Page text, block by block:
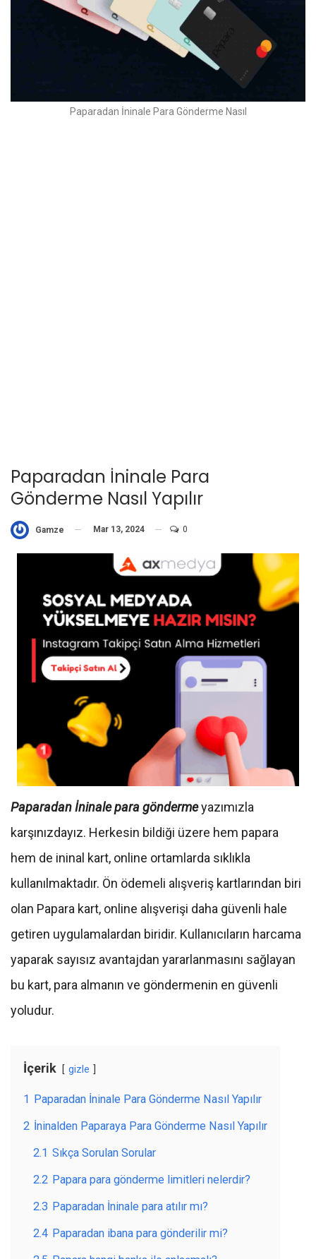
Paparadan İninale Para Gönderme Nasıl
Paparadan İninale Para
Gönderme Nasıl Yapılır
Gamze Mar 13, 2024 0
Paparadan İninale para göndermeyazımızla
karşınızdayız. Herkesin bildiği üzere hem papara
hem de ininal kart, online ortamlarda sıklıkla
kullanılmaktadır. Ön ödemeli alışveriş kartlarından biri
olan Papara kart, online alışverişi daha güvenli hale
getiren uygulamalardan biridir. Kullanıcıların harcama
yaparak sayısız avantajdan yararlanmasını sağlayan
bu kart, para almanın ve göndermenin en güvenli
yoludur.
İçerik gizle
1 Paparadan İninale Para Gönderme Nasıl Yapılır
2 İninalden Paparaya Para Gönderme Nasıl Yapılır
2.1 Sıkça Sorulan Sorular
2.2 Papara para gönderme limitleri nelerdir?
2.3 Paparadan İninale para atılır mı?
2.4 Paparadan ibana para gönderilir mi?